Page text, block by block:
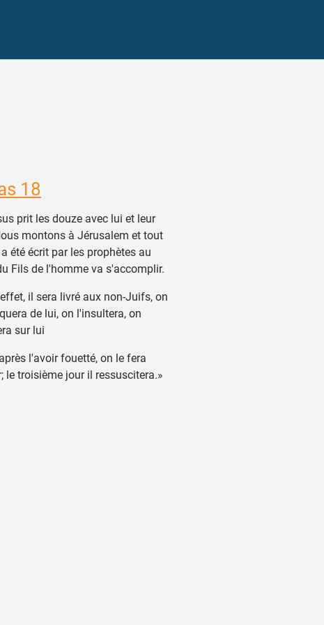
18
prit les douze avec lui et leur
montons à Jérusalem et tout
été écrit par les prophètes au
Fils de l'homme va s'accomplir.
il sera livré aux non-Juifs, on
de lui, on l'insultera, on
sur lui
l'avoir fouetté, on le fera
le troisième jour il ressuscitera.»